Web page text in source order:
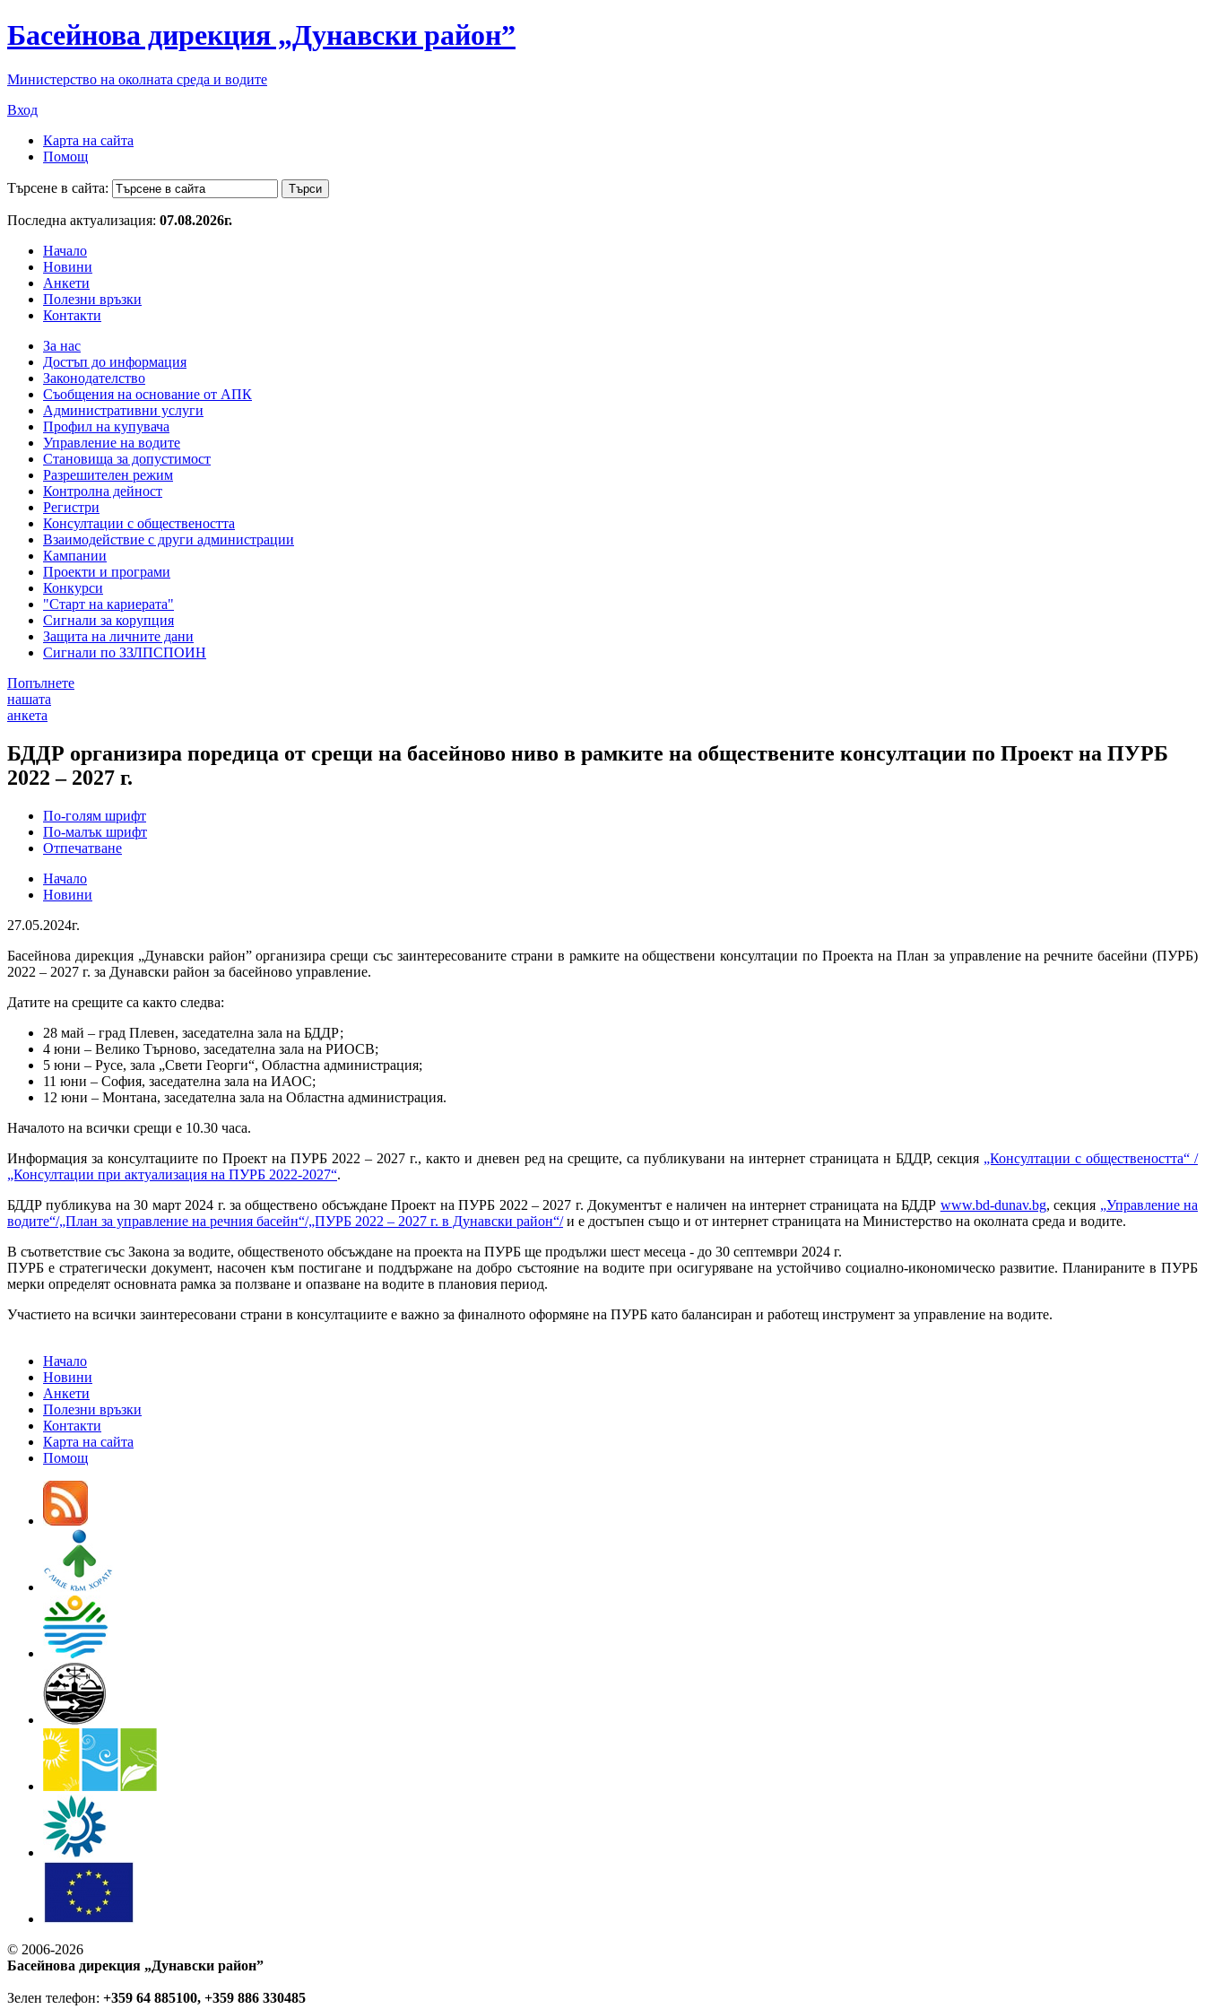
Басейнова дирекция „Дунавски район”
Министерство на околната среда и водите
Вход
Карта на сайта
Помощ
Търсене в сайта:
Последна актуализация: 07.08.2026г.
Начало
Новини
Анкети
Полезни връзки
Контакти
За нас
Достъп до информация
Законодателство
Съобщения на основание от АПК
Административни услуги
Профил на купувача
Управление на водите
Становища за допустимост
Разрешителен режим
Контролна дейност
Регистри
Консултации с обществеността
Взаимодействие с други администрации
Кампании
Проекти и програми
Конкурси
"Старт на кариерата"
Сигнали за корупция
Защита на личните дани
Сигнали по ЗЗЛПСПОИН
Попълнете
нашата
анкета
БДДР организира поредица от срещи на басейново ниво в рамките на обществените консултации по Проект на ПУРБ
2022 – 2027 г.
По-голям шрифт
По-малък шрифт
Отпечатване
Начало
Новини
27.05.2024г.
Басейнова дирекция „Дунавски район” организира срещи със заинтересованите страни в рамките на обществени консултации по Проекта на План за управление на речните басейни (ПУРБ)
2022 – 2027 г. за Дунавски район за басейново управление.
Датите на срещите са както следва:
28 май – град Плевен, заседателна зала на БДДР;
4 юни – Велико Търново, заседателна зала на РИОСВ;
5 юни – Русе, зала „Свети Георги“, Областна администрация;
11 юни – София, заседателна зала на ИАОС;
12 юни – Монтана, заседателна зала на Областна администрация.
Началото на всички срещи е 10.30 часа.
Информация за консултациите по Проект на ПУРБ 2022 – 2027 г., както и дневен ред на срещите, са публикувани на интернет страницата н БДДР, секция „Консултации с обществеността“ /
„Консултации при актуализация на ПУРБ 2022-2027“.
БДДР публикува на 30 март 2024 г. за обществено обсъждане Проект на ПУРБ 2022 – 2027 г. Документът е наличен на интернет страницата на БДДР www.bd-dunav.bg, секция „Управление на
водите“/„План за управление на речния басейн“/„ПУРБ 2022 – 2027 г. в Дунавски район“/и е достъпен също и от интернет страницата на Министерство на околната среда и водите.
В съответствие със Закона за водите, общественото обсъждане на проекта на ПУРБ ще продължи шест месеца - до 30 септември 2024 г.
ПУРБ е стратегически документ, насочен към постигане и поддържане на добро състояние на водите при осигуряване на устойчиво социално-икономическо развитие. Планираните в ПУРБ
мерки определят основната рамка за ползване и опазване на водите в плановия период.
Участието на всички заинтересовани страни в консултациите е важно за финалното оформяне на ПУРБ като балансиран и работещ инструмент за управление на водите.
Начало
Новини
Анкети
Полезни връзки
Контакти
Карта на сайта
Помощ
© 2006-2026
Басейнова дирекция „Дунавски район”
Зелен телефон: +359 64 885100, +359 886 330485